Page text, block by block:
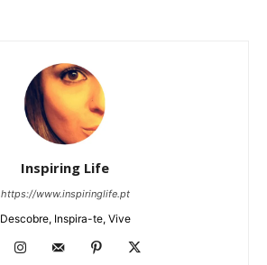
Inspiring Life
https://www.inspiringlife.pt
Descobre, Inspira-te, Vive